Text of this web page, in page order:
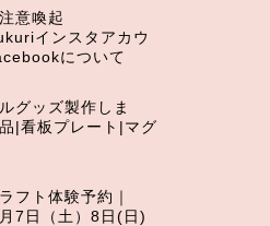
意喚起
インスタアカウ
について
グッズ製作しま
|看板プレート|マグ
フト体験予約｜
7日（土）8日(日)